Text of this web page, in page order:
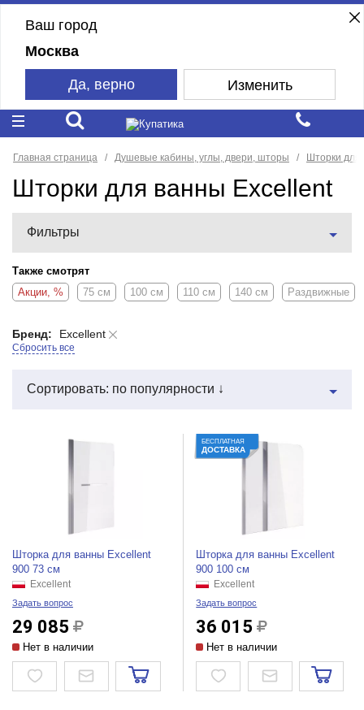
Ваш город
Москва
Да, верно Изменить
Главная страница Душевые кабины, углы, двери, шторы Шторки для
Шторки для ванны Excellent
Фильтры
Также смотрят
Акции, %
75 см 100 см 110 см 140 см Раздвижные
Бренд: Excellent
Сбросить все
Сортировать: по популярности ↓
Шторка для ванны Excellent
900 73 см
Excellent
Задать вопрос
29 085
Нет в наличии
БЕСПЛАТНАЯ
ДОСТАВКА
Шторка для ванны Excellent
900 100 см
Excellent
Задать вопрос
36 015
Нет в наличии